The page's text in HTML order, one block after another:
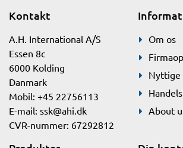
Kontakt
A.H. International A/S
Essen 8c
6000 Kolding
Danmark
Mobil: +45 22756113
E-mail: ssk@ahi.dk
CVR-nummer: 67292812
Om os
Nyttige
About